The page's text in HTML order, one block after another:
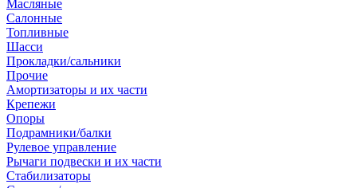
Масляные
Салонные
Топливные
Шасси
Прокладки/сальники
Прочие
Амортизаторы и их части
Крепежи
Опоры
Подрамники/балки
Рулевое управление
Рычаги подвески и их части
Стабилизаторы